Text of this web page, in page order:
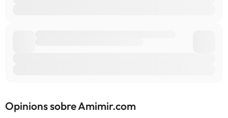
Opinions sobre Amimir.com